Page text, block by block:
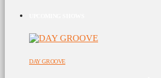
DAY GROOVE